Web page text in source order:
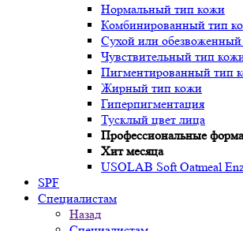
Нормальный тип кожи
Комбинированный тип
Сухой или
Чувствительный тип
Пигментированный тип
Жирный тип кожи
Гиперпигментация
Тусклый цвет лица
Профессиональные
Хит месяца
USOLAB Soft Oatmeal
SPF
Специалистам
Назад